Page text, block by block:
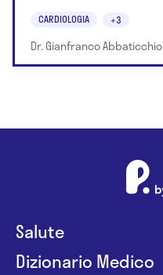
CARDIOLOGIA +3
Dr. Gianfranco Abbaticchio
Salute
Dizionario Medico